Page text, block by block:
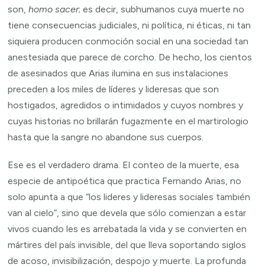
son,homo sacer; es decir, subhumanos cuya muerte no
tiene consecuencias judiciales, ni política, ni éticas, ni tan
siquiera producen conmoción social en una sociedad tan
anestesiada que parece de corcho. De hecho, los cientos
de asesinados que Arias ilumina en sus instalaciones
preceden a los miles de líderes y lideresas que son
hostigados, agredidos o intimidados y cuyos nombres y
cuyas historias no brillarán fugazmente en el martirologio
hasta que la sangre no abandone sus cuerpos.
Ese es el verdadero drama. El conteo de la muerte, esa
especie de antipoética que practica Fernando Arias, no
solo apunta a que “los lideres y lideresas sociales también
van al cielo”, sino que devela que sólo comienzan a estar
vivos cuando les es arrebatada la vida y se convierten en
mártires del país invisible, del que lleva soportando siglos
de acoso, invisibilización, despojo y muerte. La profunda